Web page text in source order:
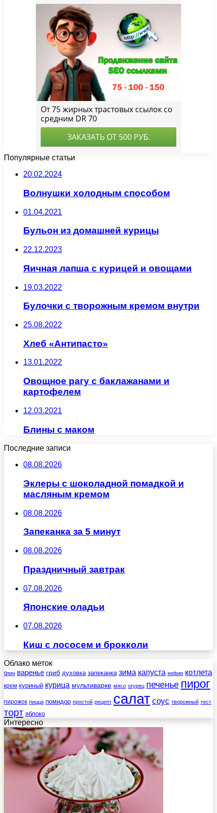
Популярные статьи
20.02.2024
Волнушки холодным способом
01.04.2021
Бульон из домашней курицы
22.12.2023
Яичная лапша с курицей и овощами
19.03.2022
Булочки с творожным кремом внутри
25.08.2022
Хлеб «Антипасто»
13.01.2022
Овощное рагу с баклажанами и
картофелем
12.03.2021
Блины с маком
Последние записи
08.08.2026
Эклеры с шоколадной помадкой и
масляным кремом
08.08.2026
Запеканка за 5 минут
08.08.2026
Праздничный завтрак
07.08.2026
Японские оладьи
07.08.2026
Киш с лососем и брокколи
Облако меток
блин варенье гриб духовка запеканка зима капуста кефир котлета
крем куриный курица мультиварке мясо огурец печенье пирог
пирожок пицца помидор простой рецепт салат соус творожный тест
торт яблоко
Интересно